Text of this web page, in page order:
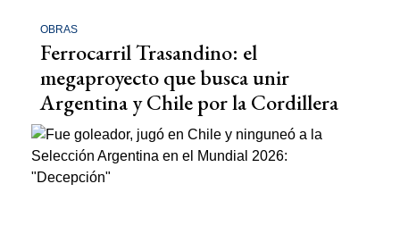
OBRAS
Ferrocarril Trasandino: el
megaproyecto que busca unir
Argentina y Chile por la Cordillera